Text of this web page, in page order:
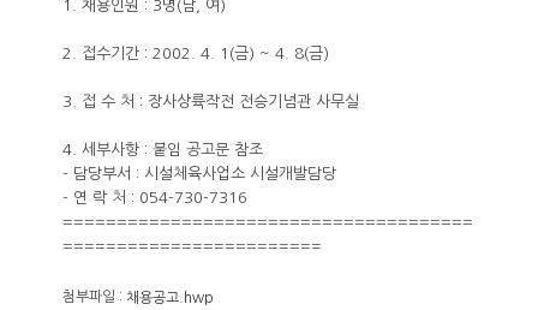
1. 채용인원 : 3명(남, 여)
2. 접수기간 : 2002. 4. 1(금) ~ 4. 8(금)
3. 접 수 처 : 장사상륙작전 전승기념관 사무실
4. 세부사항 : 붙임 공고문 참조
- 담당부서 : 시설체육사업소 시설개발담당
- 연 락 처 : 054-730-7316
======================================
========================
첨부파일 : 채용공고.hwp